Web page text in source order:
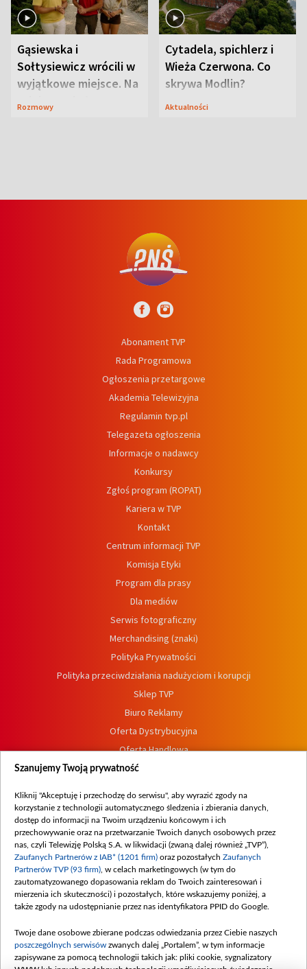
Gąsiewska i
Sołtysiewicz wrócili w
wyjątkowe miejsce. Na
szlaku czekał
Rozmowy
Cytadela, spichlerz i
Wieża Czerwona. Co
skrywa Modlin?
Aktualności
Abonament TVP
Rada Programowa
Ogłoszenia przetargowe
Akademia Telewizyjna
Regulamin tvp.pl
Telegazeta ogłoszenia
Informacje o nadawcy
Konkursy
Zgłoś program (ROPAT)
Kariera w TVP
Kontakt
Centrum informacji TVP
Komisja Etyki
Program dla prasy
Dla mediów
Serwis fotograficzny
Merchandising (znaki)
Polityka Prywatności
Polityka przeciwdziałania nadużyciom i korupcji
Sklep TVP
Biuro Reklamy
Oferta Dystrybucyjna
Oferta Handlowa
Dostępność
Procedura zgłoszeń wewnętrznych
Szanujemy Twoją prywatność
Kliknij "Akceptuję i przechodzę do serwisu", aby wyrazić zgody na
korzystanie z technologii automatycznego śledzenia i zbierania danych,
dostęp do informacji na Twoim urządzeniu końcowym i ich
przechowywanie oraz na przetwarzanie Twoich danych osobowych przez
nas, czyli Telewizję Polską S.A. w likwidacji (zwaną dalej również „TVP”),
Zaufanych Partnerów z IAB* (1201 firm) oraz pozostałych Zaufanych
Partnerów TVP (93 firm) , w celach marketingowych (w tym do
zautomatyzowanego dopasowania reklam do Twoich zainteresowań i
mierzenia ich skuteczności) i pozostałych, które wskazujemy poniżej, a
także zgody na udostępnianie przez nas identyfikatora PPID do Google.
Twoje dane osobowe zbierane podczas odwiedzania przez Ciebie naszych
poszczególnych serwisów zwanych dalej „Portalem”, w tym informacje
zapisywane za pomocą technologii takich jak: pliki cookie, sygnalizatory